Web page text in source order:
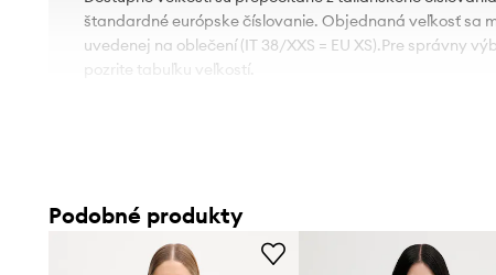
štandardné európske číslovanie. Objednaná veľkosť sa
uvedenej na oblečení (IT 38/XXS = EU XS).Pre správny
pozrite tabuľku veľkostí.
- Dĺžka rukáva: 64 cm.
- Dĺžka: 67 cm.
- Šírka v podpazuší: 47 cm.
Podobné produkty